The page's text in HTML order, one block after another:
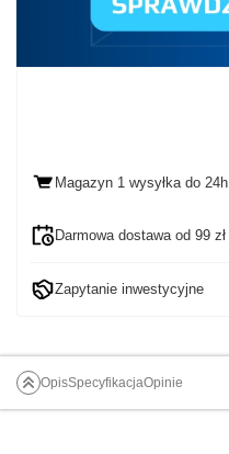
Magazyn 1 wysyłka do 24h
Darmowa dostawa od 99 zł
Zapytanie inwestycyjne
OpisSpecyfikacjaOpinie